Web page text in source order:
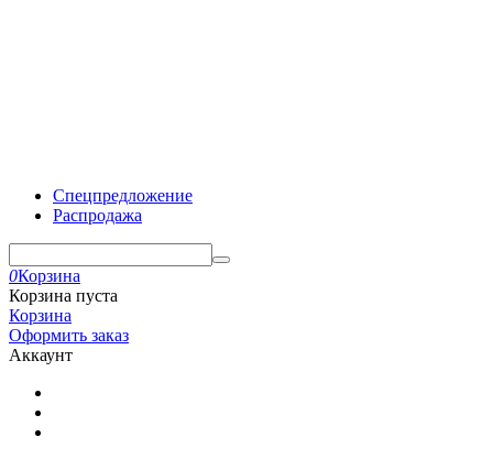
Спецпредложение
Распродажа
0Корзина
Корзина пуста
Корзина
Оформить заказ
Аккаунт